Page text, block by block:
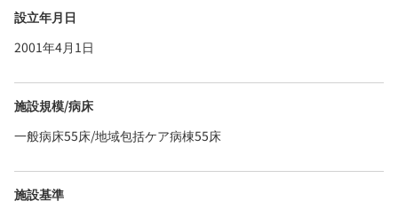
設立年月日
2001年4月1日
施設規模/病床
一般病床55床/地域包括ケア病棟55床
施設基準